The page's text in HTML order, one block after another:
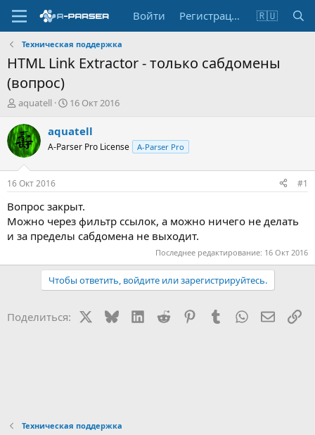
Войти Регистрация 🇷🇺
Техническая поддержка
HTML Link Extractor - только сабдомены
(вопрос)
А
т
о
р
т
е
м
ы
aquatell
Д
т
н
а
л
16 Окт 2016
aquatell
A-Parser Pro License A-Parser Pro
16 Окт 2016 #1
Вопрос закрыт.
Можно через фильтр ссылок, а можно ничего не делать
и за пределы сабдомена не выходит.
Последнее редактирование: 16 Окт 2016
Чтобы ответить, войдите или зарегистрируйтесь.
Поделиться: BlueskyLinkedIn
Reddit PinterestTumblr WhatsApp
Техническая поддержка